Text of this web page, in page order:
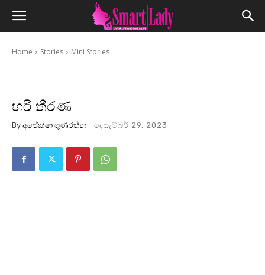
Home Stories Mini Stories
හරි තීරණ
By අපේක්ෂා ගුණරත්න දෙසැම්බර් 29, 2023